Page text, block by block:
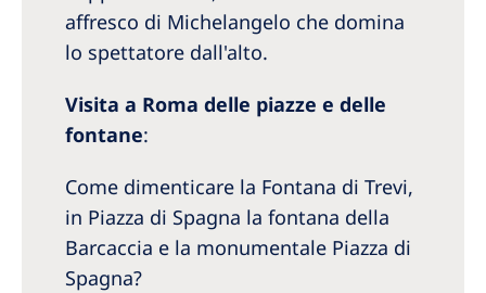
affresco di Michelangelo che domina
lo spettatore dall'alto.
Visita a Roma delle piazze e delle
fontane:
Come dimenticare la Fontana di Trevi,
in Piazza di Spagna la fontana della
Barcaccia e la monumentale Piazza di
Spagna?